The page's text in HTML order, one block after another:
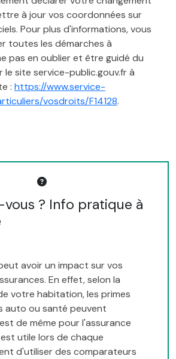
à jour vos coordonnées sur
Pour plus d'informations, vous
toutes les démarches à
pas en oublier et être guidé du
le site service-public.gouv.fr à
: https://www.service-
vosdroits/F14128.
vous ? Info pratique à
avoir un impact sur vos
En effet, selon la
votre habitation, les primes
auto ou santé peuvent
de même pour l'assurance
utile lors de chaque
d'utiliser des comparateurs